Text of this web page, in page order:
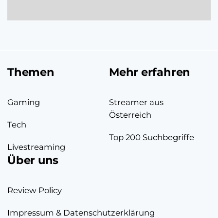
Themen
Gaming
Tech
Livestreaming
Mehr erfahren
Streamer aus
Österreich
Top 200 Suchbegriffe
Über uns
Review Policy
Impressum & Datenschutzerklärung